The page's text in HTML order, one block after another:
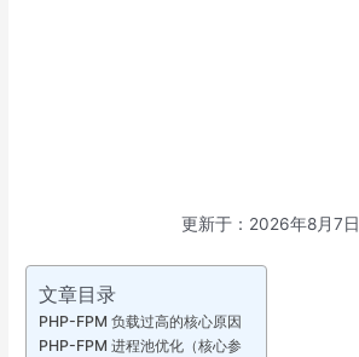
更新于：2026年8月7日
文章目录
PHP-FPM 负载过高的核心原因
PHP-FPM 进程池优化（核心参